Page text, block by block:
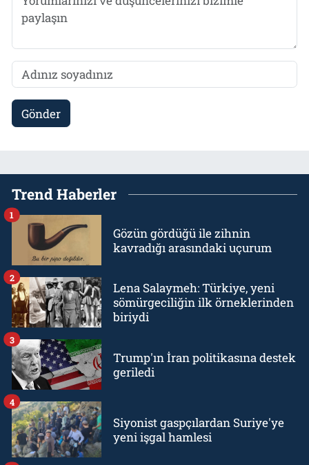
Gönder
Trend Haberler
Gözün gördüğü ile zihnin
kavradığı arasındaki uçurum
1
Lena Salaymeh: Türkiye, yeni
sömürgeciliğin ilk örneklerinden
biriydi
2
Trump'ın İran politikasına destek
geriledi
3
Siyonist gaspçılardan Suriye'ye
yeni işgal hamlesi
4